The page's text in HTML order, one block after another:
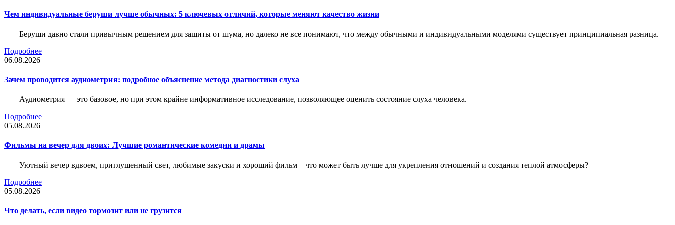
Чем индивидуальные беруши лучше обычных: 5 ключевых отличий, которые меняют качество жизни
Беруши давно стали привычным решением для защиты от шума, но далеко не все понимают, что между обычными и индивидуальными моделями существует принципиальная разница.
Подробнее
06.08.2026
Зачем проводится аудиометрия: подробное объяснение метода диагностики слуха
Аудиометрия — это базовое, но при этом крайне информативное исследование, позволяющее оценить состояние слуха человека.
Подробнее
05.08.2026
Фильмы на вечер для двоих: Лучшие романтические комедии и драмы
Уютный вечер вдвоем, приглушенный свет, любимые закуски и хороший фильм – что может быть лучше для укрепления отношений и создания теплой атмосферы?
Подробнее
05.08.2026
Что делать, если видео тормозит или не грузится